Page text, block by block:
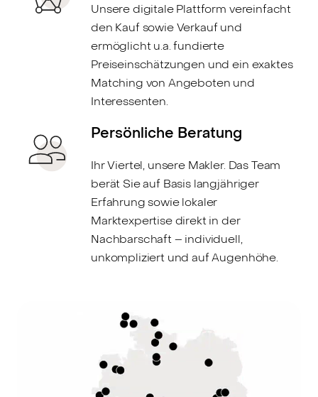
Unsere digitale Plattform vereinfacht
den Kauf sowie Verkauf und
ermöglicht u.a. fundierte
Preiseinschätzungen und ein exaktes
Matching von Angeboten und
Interessenten.
Persönliche Beratung
Ihr Viertel, unsere Makler. Das Team
berät Sie auf Basis langjähriger
Erfahrung sowie lokaler
Marktexpertise direkt in der
Nachbarschaft – individuell,
unkompliziert und auf Augenhöhe.